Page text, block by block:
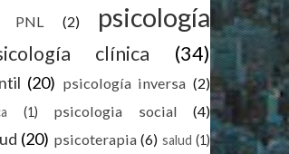
PNL (2)
psicología
clínica (34)
(20) psicología inversa (2)
(1) psicologia social (4)
(20) psicoterapia (6) salud (1)